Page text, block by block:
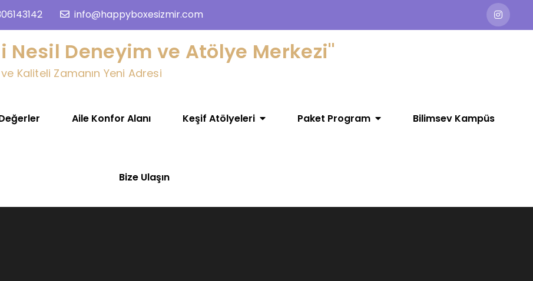
info@happyboxesizmir.com
Nesil Deneyim ve Atölye Merkezi"
Kaliteli Zamanın Yeni Adresi
Aile Konfor Alanı Keşif Atölyeleri Paket Program Bilimsev Kampüs
Bize Ulaşın